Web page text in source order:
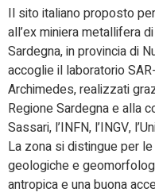
Il sito italiano proposto
all’ex miniera metallifera
Sardegna, in provincia di
accoglie il laboratorio
Archimedes, realizzati
Regione Sardegna e alla
Sassari, l’INFN, l’INGV,
La zona si distingue per
geologiche e
antropica e una buona